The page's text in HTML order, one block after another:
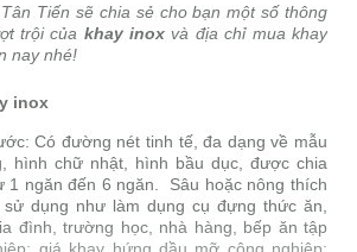
Tiến sẽ chia sẻ cho bạn một số thông
trội của khay inox và địa chỉ mua khay
nay nhé!
inox
Có đường nét tinh tế, đa dạng về mẫu
hình chữ nhật, hình bầu dục, được chia
1 ngăn đến 6 ngăn. Sâu hoặc nông thích
dụng như làm dụng cụ đựng thức ăn,
đình, trường học, nhà hàng, bếp ăn tập
giá khay hứng dầu mỡ công nghiệp;